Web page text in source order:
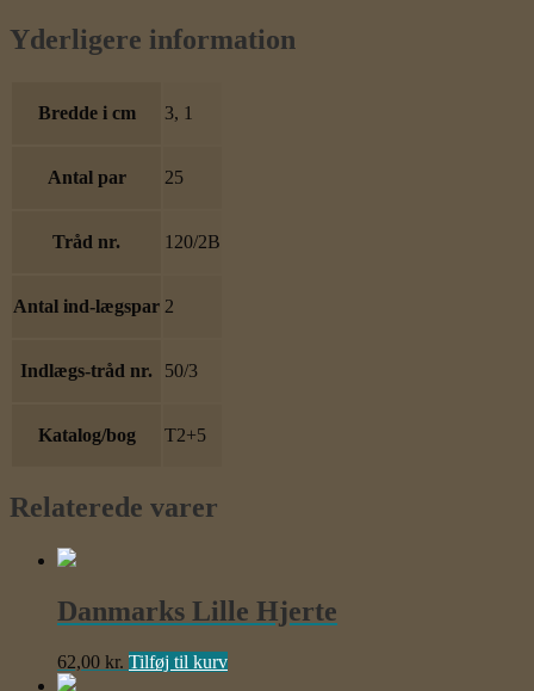
Yderligere information
Bredde i cm 3, 1
Antal par 25
Tråd nr. 120/2B
Antal ind-lægspar 2
Indlægs-tråd nr. 50/3
Katalog/bog T2+5
Relaterede varer
Danmarks Lille Hjerte
62,00 kr. Tilføj til kurv